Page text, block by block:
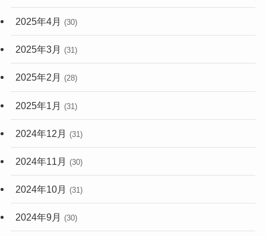
2025年4月 (30)
2025年3月 (31)
2025年2月 (28)
2025年1月 (31)
2024年12月 (31)
2024年11月 (30)
2024年10月 (31)
2024年9月 (30)